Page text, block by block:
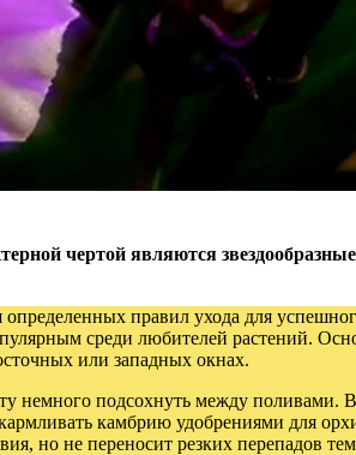
чертой являются
определенных правил ухода для
среди любителей растений.
или западных окнах.
немного подсохнуть между поливами.
камбрию удобрениями для
но не переносит резких перепадов